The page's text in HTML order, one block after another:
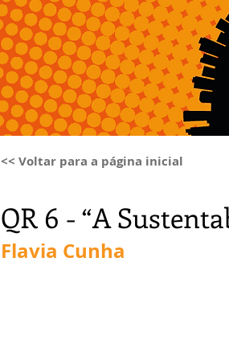
<< Voltar para a página inicial
Flavia Cunha
QR 6 - “A